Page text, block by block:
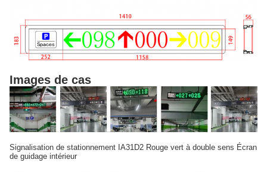
Images de cas
Signalisation de stationnement IA31D2 Rouge vert à double sens Écran
de guidage intérieur